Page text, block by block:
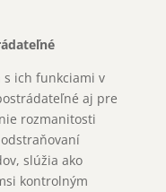
s ich funkciami v
aj pre
rozmanitosti
slúžia ako
kontrolným